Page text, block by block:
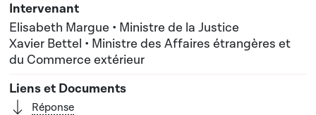
Elisabeth Margue • Ministre de la Justice
Xavier Bettel • Ministre des Affaires étrangères et
du Commerce extérieur
Réponse